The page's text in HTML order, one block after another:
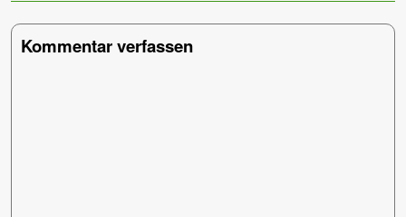
Kommentar verfassen